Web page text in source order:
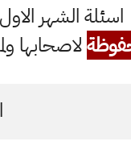
اسئلة الشهر
لاصحابها